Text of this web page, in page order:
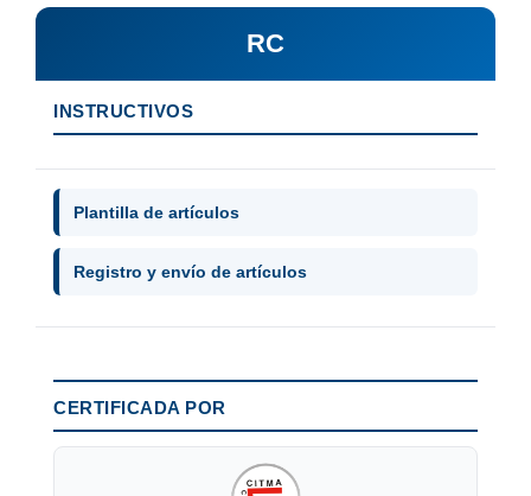
RC
INSTRUCTIVOS
Plantilla de artículos
Registro y envío de artículos
CERTIFICADA POR